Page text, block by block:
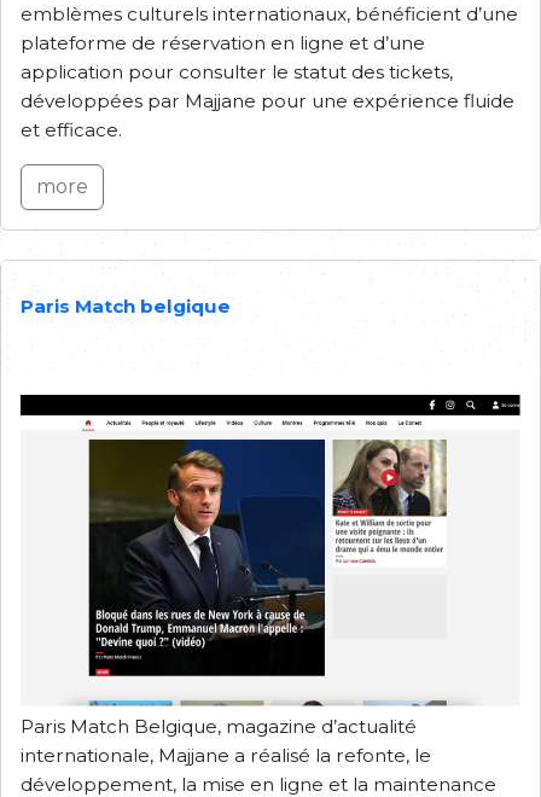
emblèmes culturels internationaux, bénéficient d’une
plateforme de réservation en ligne et d’une
application pour consulter le statut des tickets,
développées par Majjane pour une expérience fluide
et efficace.
more
Paris Match belgique
Paris Match Belgique, magazine d’actualité
internationale, Majjane a réalisé la refonte, le
développement, la mise en ligne et la maintenance